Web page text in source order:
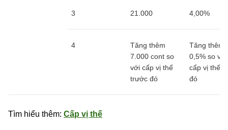
3 21.000 4,00%
4
Tăng thêm
7.000 cont so
với cấp vị thế
trước đó
Tăng thêm
0,5% so với
cấp vị thế
đó
Tìm hiểu thêm: Cấp vị thế